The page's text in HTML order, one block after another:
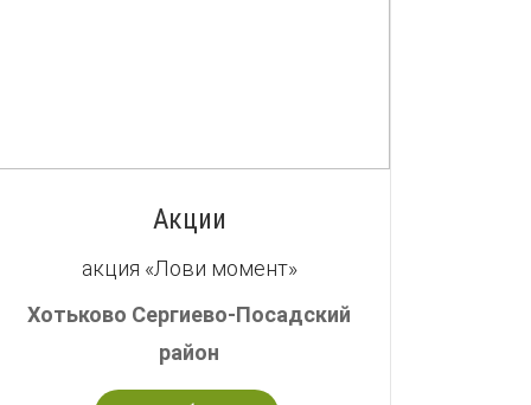
Акции
акция «Лови момент»
Хотьково Сергиево-Посадский
район